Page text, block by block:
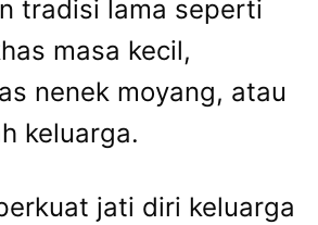
tradisi lama seperti
masa kecil,
nenek moyang, atau
keluarga.
jati diri keluarga